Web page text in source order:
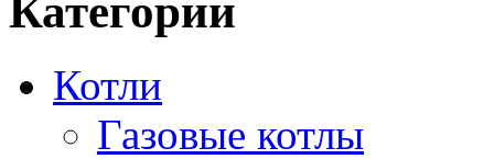
Категории
Котли
Газовые котлы